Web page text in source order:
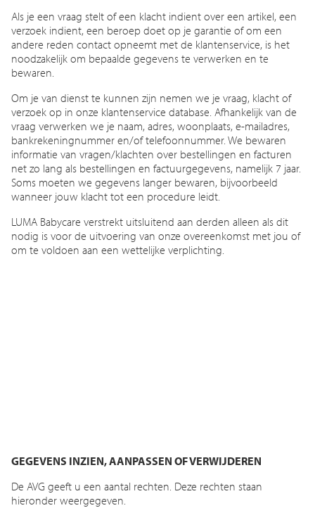
Als je een vraag stelt of een klacht indient over een artikel, een
verzoek indient, een beroep doet op je garantie of om een
andere reden contact opneemt met de klantenservice, is het
noodzakelijk om bepaalde gegevens te verwerken en te
bewaren.
Om je van dienst te kunnen zijn nemen we je vraag, klacht of
verzoek op in onze klantenservice database. Afhankelijk van de
vraag verwerken we je naam, adres, woonplaats, e-mailadres,
bankrekeningnummer en/of telefoonnummer. We bewaren
informatie van vragen/klachten over bestellingen en facturen
net zo lang als bestellingen en factuurgegevens, namelijk 7 jaar.
Soms moeten we gegevens langer bewaren, bijvoorbeeld
wanneer jouw klacht tot een procedure leidt.
LUMA Babycare verstrekt uitsluitend aan derden alleen als dit
nodig is voor de uitvoering van onze overeenkomst met jou of
om te voldoen aan een wettelijke verplichting.
GEGEVENS INZIEN, AANPASSEN OF VERWIJDEREN
De AVG geeft u een aantal rechten. Deze rechten staan
hieronder weergegeven.